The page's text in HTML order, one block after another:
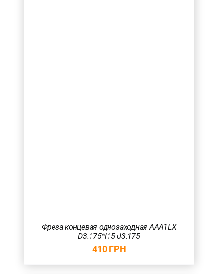
Фреза концевая однозаходная AAA1LX
D3.175*l15 d3.175
410 ГРН